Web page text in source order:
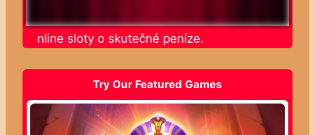
online sloty o skutečné peníze.
Try Our Featured Games